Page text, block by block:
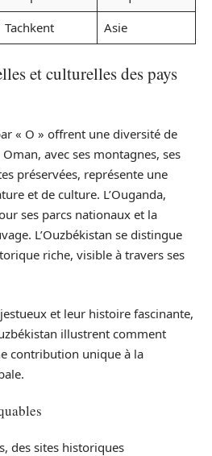
Tachkent Asie
et culturelles des pays
« O » offrent une diversité de
avec ses montagnes, ses
préservées, représente une
et de culture. L’Ouganda,
ses parcs nationaux et la
L’Ouzbékistan se distingue
riche, visible à travers ses
et leur histoire fascinante,
illustrent comment
contribution unique à la
des sites historiques